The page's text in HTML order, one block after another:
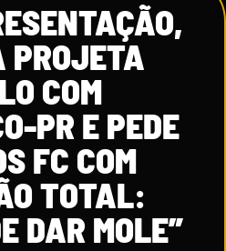
PROJETA
COM
PR E PEDE
FC COM
TOTAL:
DAR MOLE”